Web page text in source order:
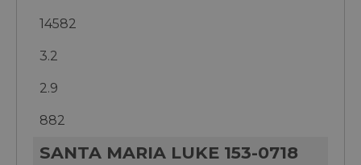
14582
3.2
2.9
882
SANTA MARIA LUKE 153-0718